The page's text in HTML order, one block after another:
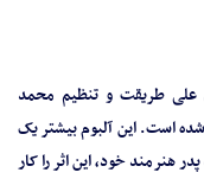
علی طریقت و تنظیم محمد
است. این آلبوم بیشتر یک
هنرمند خود، این اثر را کار